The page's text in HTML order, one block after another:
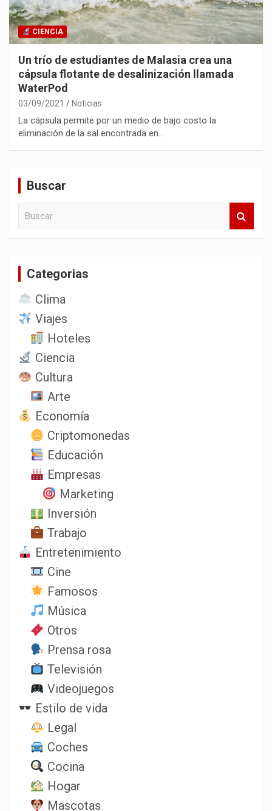
CIENCIA
Un trío de estudiantes de Malasia crea una
cápsula flotante de desalinización llamada
WaterPod
03/09/2021 Noticias
La cápsula permite por un medio de bajo costo la
eliminación de la sal encontrada en…
Buscar
Categorias
Clima
Viajes
Hoteles
Ciencia
Cultura
Arte
Economía
Criptomonedas
Educación
Empresas
Marketing
Inversión
Trabajo
Entretenimiento
Cine
Famosos
Música
Otros
Prensa rosa
Televisión
Videojuegos
Estilo de vida
Legal
Coches
Cocina
Hogar
Mascotas